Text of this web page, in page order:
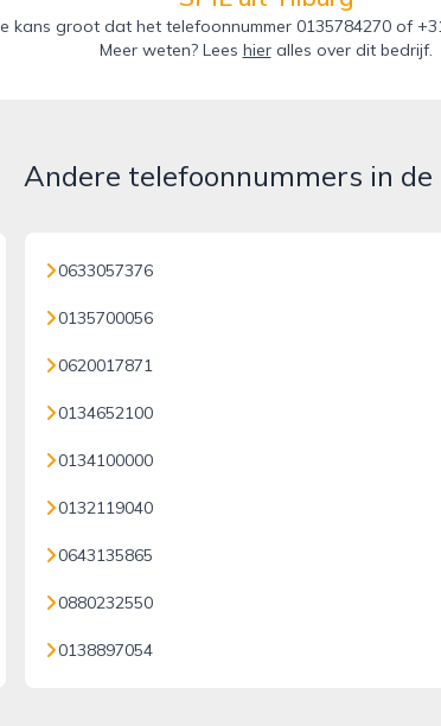
kans groot dat het telefoonnummer 0135784270 of
Meer weten? Lees hieralles over dit bedrijf.
Andere telefoonnummers in de
0633057376
0135700056
0620017871
0134652100
0134100000
0132119040
0643135865
0880232550
0138897054